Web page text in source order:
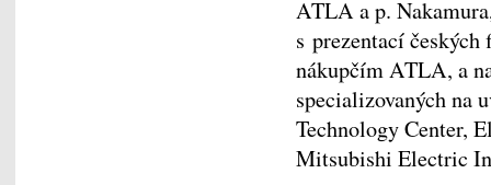
ATLA a p.
s prezentací
nákupčím ATLA, a
specializovaných na
Technology Center,
Mitsubishi Electric